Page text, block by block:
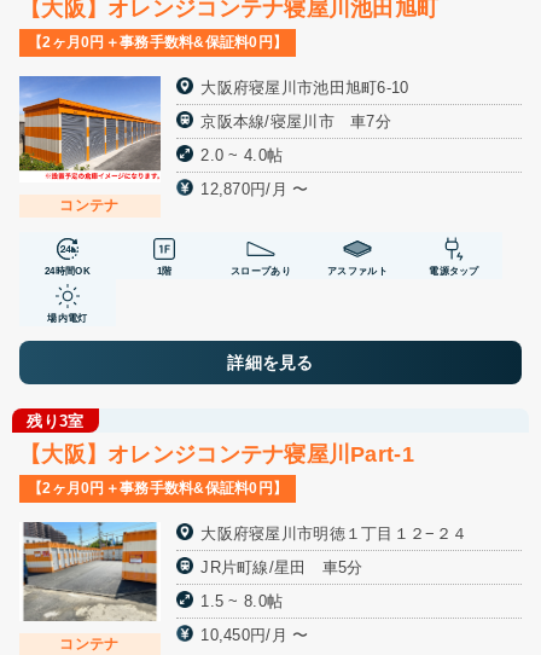
【大阪】オレンジコンテナ寝屋川池田旭町
【2ヶ月0円＋事務手数料&保証料0円】
コンテナ
大阪府寝屋川市池田旭町6-10
京阪本線/寝屋川市 車7分
2.0 ~ 4.0帖
12,870円/月 〜
24時間OK 1階 スロープあり アスファルト 電源タップ
場内電灯
詳細を見る
残り3室
【大阪】オレンジコンテナ寝屋川Part-1
【2ヶ月0円＋事務手数料&保証料0円】
コンテナ
大阪府寝屋川市明徳１丁目１２−２４
JR片町線/星田 車5分
1.5 ~ 8.0帖
10,450円/月 〜